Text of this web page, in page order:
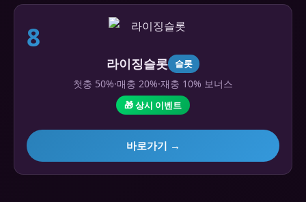
8
라이징슬롯 슬롯
첫충 50%·매충 20%·재충 10% 보너스
🎁 상시 이벤트
바로가기 →